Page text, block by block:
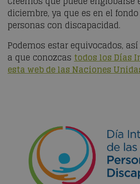
diciembre, ya que es en el
personas con discapacidad.
Podemos estar equivocados,
a que conozcas todos los Días
esta web de las Naciones